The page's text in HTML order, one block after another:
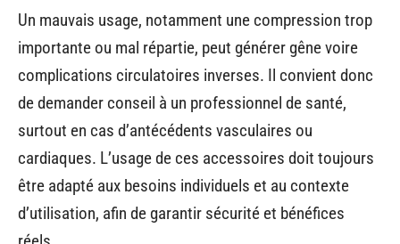
Un mauvais usage, notamment une compression trop
importante ou mal répartie, peut générer gêne voire
complications circulatoires inverses. Il convient donc
de demander conseil à un professionnel de santé,
surtout en cas d’antécédents vasculaires ou
cardiaques. L’usage de ces accessoires doit toujours
être adapté aux besoins individuels et au contexte
d’utilisation, afin de garantir sécurité et bénéfices